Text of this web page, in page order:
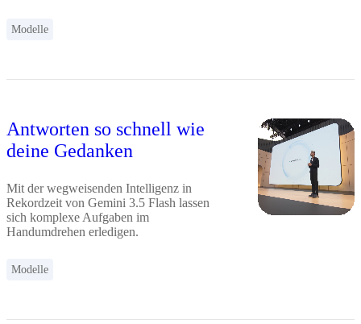
Modelle
Antworten so schnell wie
deine Gedanken
Mit der wegweisenden Intelligenz in
Rekordzeit von Gemini 3.5 Flash lassen
sich komplexe Aufgaben im
Handumdrehen erledigen.
Modelle